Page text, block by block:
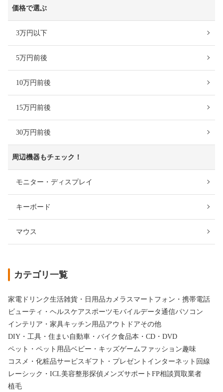
価格で選ぶ
3万円以下
5万円前後
10万円前後
15万円前後
30万円前後
周辺機器もチェック！
モニター・ディスプレイ
キーボード
マウス
カテゴリ一覧
家電 ドリンク生活雑貨・日用品カメラ スマートフォン・携帯電話
ビューティ・ヘルスケアスポーツモバイルデータ通信パソコン
インテリア・家具キッチン用品アウトドアその他
DIY・工具・住まい自動車・バイク食品本・CD・DVD
ペット・ペット用品ベビー・キッズゲームファッション趣味
コスメ・化粧品サービス ギフト・プレゼント インターネット回線
レーシック・ICL美容整形探偵メンズサポート FP相談買取業者
植毛